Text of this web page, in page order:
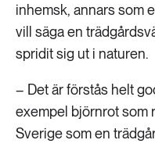
inhemsk, annars som
vill säga en
spridit sig ut i naturen.
– Det är förstås helt
exempel björnrot som
Sverige som en